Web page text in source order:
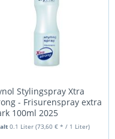
Stylingspray Xtra
- Frisurenspray extra
100ml 2025
0.1 Liter(73,60 € * / 1 Liter)